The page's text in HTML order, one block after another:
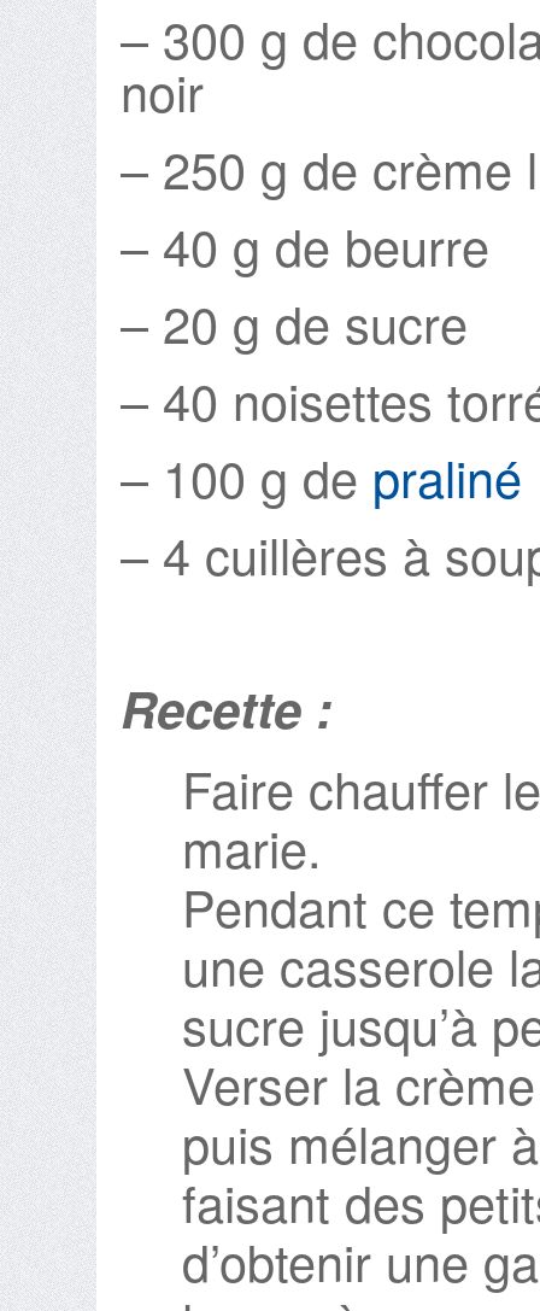
– 300 g de
noir
– 250 g de crème
– 40 g de beurre
– 20 g de sucre
– 40 noisettes
– 100 g de praliné
– 4 cuillères à
Recette :
Faire chauffer
marie.
Pendant ce
une casserole
sucre jusqu’à
Verser la
puis mélanger
faisant des
d’obtenir une